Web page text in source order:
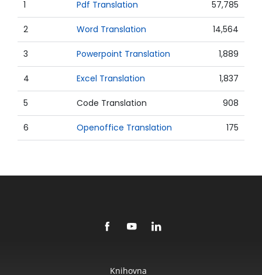
1 Pdf Translation 57,785
2 Word Translation 14,564
3 Powerpoint Translation 1,889
4 Excel Translation 1,837
5 Code Translation 908
6 Openoffice Translation 175
Knihovna